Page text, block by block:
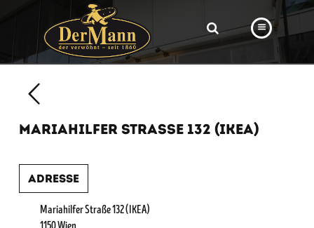
BÄCKEREI
MARIAHILFER STRASSE 132 (IKEA)
Adresse
Mariahilfer Straße 132 (IKEA)